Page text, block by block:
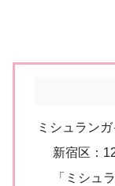
ミシュラン
新宿区：
「ミシュ